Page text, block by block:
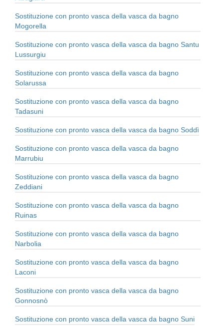
Sostituzione con pronto vasca della vasca da bagno
Mogorella
Sostituzione con pronto vasca della vasca da bagno Santu
Lussurgiu
Sostituzione con pronto vasca della vasca da bagno
Solarussa
Sostituzione con pronto vasca della vasca da bagno
Tadasuni
Sostituzione con pronto vasca della vasca da bagno Soddì
Sostituzione con pronto vasca della vasca da bagno
Marrubiu
Sostituzione con pronto vasca della vasca da bagno
Zeddiani
Sostituzione con pronto vasca della vasca da bagno
Ruinas
Sostituzione con pronto vasca della vasca da bagno
Narbolia
Sostituzione con pronto vasca della vasca da bagno
Laconi
Sostituzione con pronto vasca della vasca da bagno
Gonnosnò
Sostituzione con pronto vasca della vasca da bagno Suni